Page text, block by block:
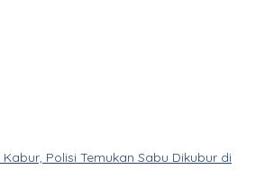
Polisi Temukan Sabu Dikubur di